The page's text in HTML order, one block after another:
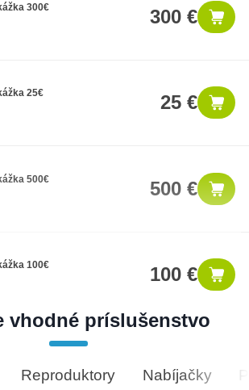
300€ 300 €
25€ 25 €
500€ 500 €
100€ 100 €
vhodné príslušenstvo
Reproduktory Nabíjačky